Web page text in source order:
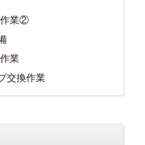
作業②
業
交換作業